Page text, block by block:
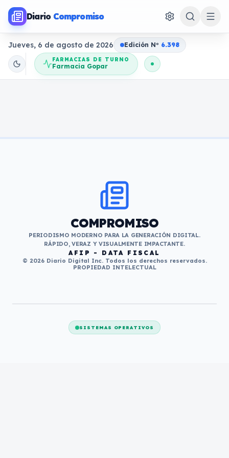
Diario Compromiso
Jueves, 6 de agosto de 2026 Edición No 6.398
FARMACIAS DE TURNO
Farmacia Gopar
COMPROMISO
PERIODISMO MODERNO PARA LA GENERACIÓN DIGITAL.
RÁPIDO, VERAZ Y VISUALMENTE IMPACTANTE.
AFIP - DATA FISCAL
© 2026 Diario Digital Inc. Todos los derechos reservados.
PROPIEDAD INTELECTUAL
SISTEMAS OPERATIVOS